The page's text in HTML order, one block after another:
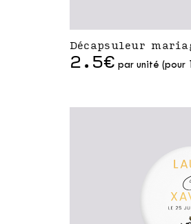
Décapsuleur
2.5€ par unité (pour